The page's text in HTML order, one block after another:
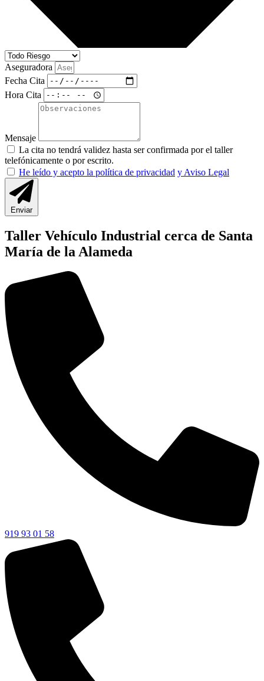
Aseguradora
Fecha Cita
Hora Cita
Mensaje
La cita no tendrá validez hasta ser confirmada por el taller
telefónicamente o por escrito.
He leído y acepto la política de privacidad y Aviso Legal
Enviar
Taller Vehículo Industrial cerca de Santa
María de la Alameda
919 93 01 58